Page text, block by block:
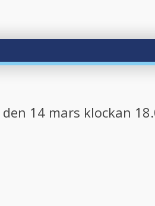
den 14 mars klockan